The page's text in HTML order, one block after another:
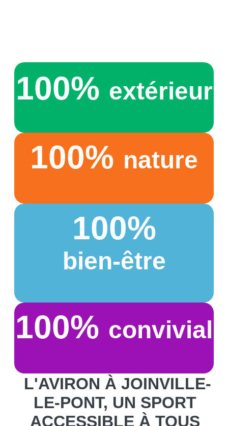
100% extérieur
100% nature
100%
bien-être
100% convivial
L'AVIRON À JOINVILLE-
LE-PONT, UN SPORT
ACCESSIBLE À TOUS